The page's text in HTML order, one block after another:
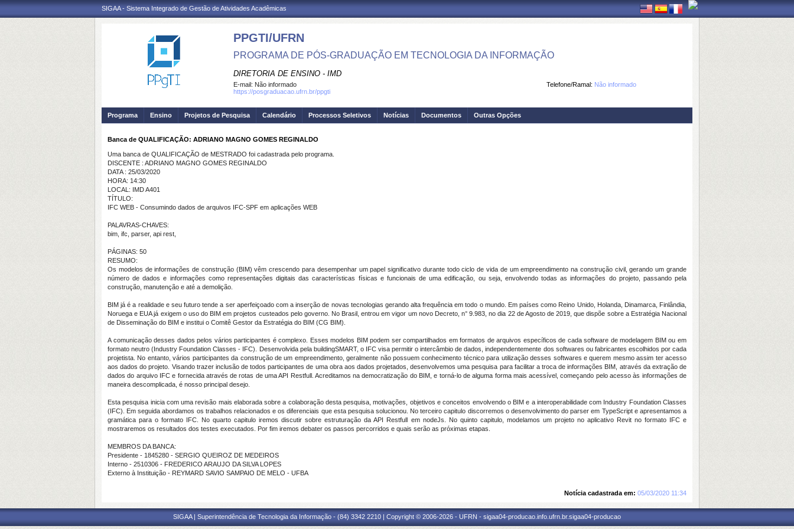
SIGAA - Sistema Integrado de Gestão de Atividades Acadêmicas
PPGTI/UFRN
PROGRAMA DE PÓS-GRADUAÇÃO EM TECNOLOGIA DA INFORMAÇÃO
DIRETORIA DE ENSINO - IMD
Telefone/Ramal: Não informado
E-mail: Não informado
https://posgraduacao.ufrn.br/ppgti
Programa Ensino Projetos de Pesquisa Calendário Processos Seletivos Notícias Documentos Outras Opções
Banca de QUALIFICAÇÃO: ADRIANO MAGNO GOMES REGINALDO
Uma banca de QUALIFICAÇÃO de MESTRADO foi cadastrada pelo programa.
DISCENTE : ADRIANO MAGNO GOMES REGINALDO
DATA : 25/03/2020
HORA: 14:30
LOCAL: IMD A401
TÍTULO:
IFC WEB - Consumindo dados de arquivos IFC-SPF em aplicações WEB
PALAVRAS-CHAVES:
bim, ifc, parser, api rest,
PÁGINAS: 50
RESUMO:
Os modelos de informações de construção (BIM) vêm crescendo para desempenhar um papel significativo durante todo ciclo de vida de um empreendimento na construção civil, gerando um grande
número de dados e informações como representações digitais das características físicas e funcionais de uma edificação, ou seja, envolvendo todas as informações do projeto, passando pela
construção, manutenção e até a demolição.
BIM já é a realidade e seu futuro tende a ser aperfeiçoado com a inserção de novas tecnologias gerando alta frequência em todo o mundo. Em países como Reino Unido, Holanda, Dinamarca, Finlândia,
Noruega e EUA já exigem o uso do BIM em projetos custeados pelo governo. No Brasil, entrou em vigor um novo Decreto, n° 9.983, no dia 22 de Agosto de 2019, que dispõe sobre a Estratégia Nacional
de Disseminação do BIM e institui o Comitê Gestor da Estratégia do BIM (CG BIM).
A comunicação desses dados pelos vários participantes é complexo. Esses modelos BIM podem ser compartilhados em formatos de arquivos específicos de cada software de modelagem BIM ou em
formato neutro (Industry Foundation Classes - IFC). Desenvolvida pela buildingSMART, o IFC visa permitir o intercâmbio de dados, independentemente dos softwares ou fabricantes escolhidos por cada
projetista. No entanto, vários participantes da construção de um empreendimento, geralmente não possuem conhecimento técnico para utilização desses softwares e querem mesmo assim ter acesso
aos dados do projeto. Visando trazer inclusão de todos participantes de uma obra aos dados projetados, desenvolvemos uma pesquisa para facilitar a troca de informações BIM, através da extração de
dados do arquivo IFC e fornecida através de rotas de uma API Restfull. Acreditamos na democratização do BIM, e torná-lo de alguma forma mais acessível, começando pelo acesso às informações de
maneira descomplicada, é nosso principal desejo.
Esta pesquisa inicia com uma revisão mais elaborada sobre a colaboração desta pesquisa, motivações, objetivos e conceitos envolvendo o BIM e a interoperabilidade com Industry Foundation Classes
(IFC). Em seguida abordamos os trabalhos relacionados e os diferenciais que esta pesquisa solucionou. No terceiro capitulo discorremos o desenvolvimento do parser em TypeScript e apresentamos a
gramática para o formato IFC. No quarto capitulo iremos discutir sobre estruturação da API Restfull em nodeJs. No quinto capitulo, modelamos um projeto no aplicativo Revit no formato IFC e
mostraremos os resultados dos testes executados. Por fim iremos debater os passos percorridos e quais serão as próximas etapas.
MEMBROS DA BANCA:
Presidente - 1845280 - SERGIO QUEIROZ DE MEDEIROS
Interno - 2510306 - FREDERICO ARAUJO DA SILVA LOPES
Externo à Instituição - REYMARD SAVIO SAMPAIO DE MELO - UFBA
Notícia cadastrada em: 05/03/2020 11:34
SIGAA | Superintendência de Tecnologia da Informação - (84) 3342 2210 | Copyright © 2006-2026 - UFRN - sigaa04-producao.info.ufrn.br.sigaa04-producao